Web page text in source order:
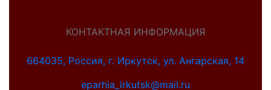
КОНТАКТНАЯ ИНФОРМАЦИЯ
664035, Россия, г. Иркутск, ул. Ангарская, 14
eparhia_irkutsk@mail.ru